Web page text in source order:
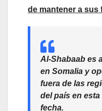
de mantener a sus
Al-Shabaab es
en Somalia y
fuera de las
del país en
fecha.